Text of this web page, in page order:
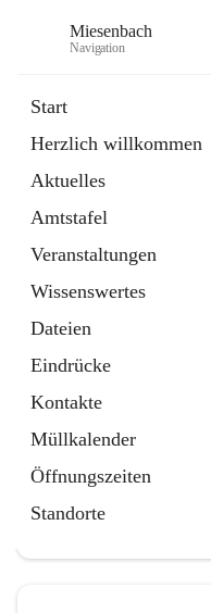
Miesenbach
Navigation
Start
Herzlich willkommen
Aktuelles
Amtstafel
Veranstaltungen
Wissenswertes
Dateien
Eindrücke
Kontakte
Müllkalender
Öffnungszeiten
Standorte
Externe Webseite
in
Tab
Region Schneebergland
Externe Webseite
öffnet
in
neuem
Tab